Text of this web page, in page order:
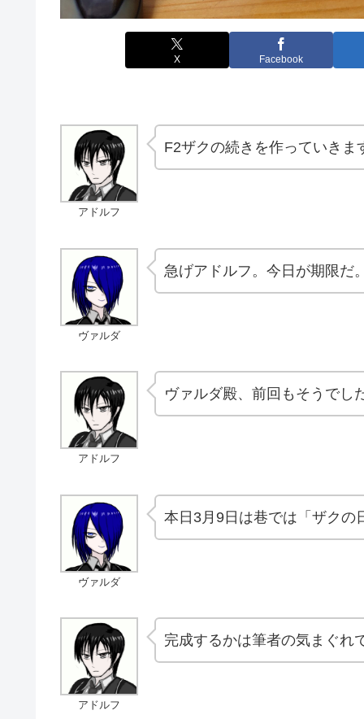
X Facebook
アドルフ
F2ザクの続きを作っていきま
ヴァルダ
急げアドルフ。今日が期限だ
アドルフ
ヴァルダ殿、前回もそうでし
ヴァルダ
本日3月9日は巷では「ザクの
アドルフ
完成するかは筆者の気まぐれ